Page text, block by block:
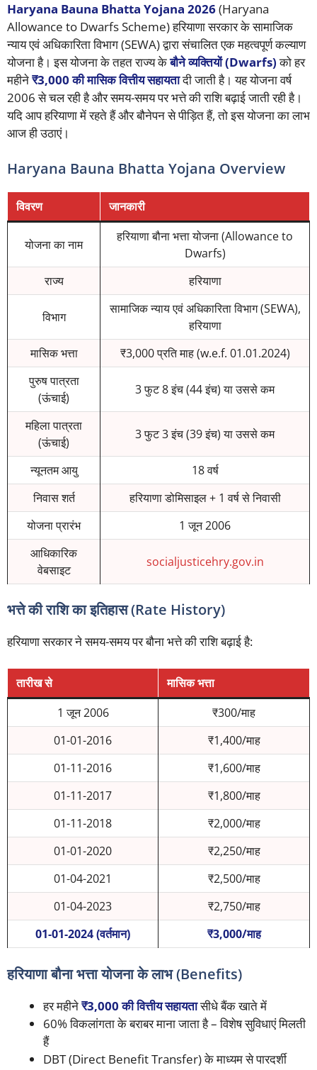
Haryana Bauna Bhatta Yojana 2026(Haryana
Allowance to Dwarfs Scheme) हरियाणा सरकार के सामाजिक
न्याय एवं अधिकारिता विभाग (SEWA) द्वारा संचालित एक महत्वपूर्ण कल्याण
योजना है। इस योजना के तहत राज्य केबौने व्यक्तियों (Dwarfs)को हर
महीने₹3,000 की मासिक वित्तीय सहायतादी जाती है। यह योजना वर्ष
2006 से चल रही है और समय-समय पर भत्ते की राशि बढ़ाई जाती रही है।
यदि आप हरियाणा में रहते हैं और बौनेपन से पीड़ित हैं, तो इस योजना का लाभ
आज ही उठाएं।
Haryana Bauna Bhatta Yojana Overview
विवरण जानकारी
योजना का नाम
हरियाणा बौना भत्ता योजना (Allowance to
Dwarfs)
राज्य
हरियाणा
विभाग
सामाजिक न्याय एवं अधिकारिता विभाग (SEWA),
हरियाणा
मासिक भत्ता
₹3,000 प्रति माह (w.e.f. 01.01.2024)
पुरुष पात्रता
(ऊंचाई)
3 फुट 8 इंच (44 इंच) या उससे कम
महिला पात्रता
(ऊंचाई)
3 फुट 3 इंच (39 इंच) या उससे कम
न्यूनतम आयु
18 वर्ष
निवास शर्त
हरियाणा डोमिसाइल + 1 वर्ष से निवासी
योजना प्रारंभ
1 जून 2006
आधिकारिक
वेबसाइट
socialjusticehry.gov.in
भत्ते की राशि का इतिहास (Rate History)
हरियाणा सरकार ने समय-समय पर बौना भत्ते की राशि बढ़ाई है:
तारीख से
मासिक भत्ता
1 जून 2006
₹300/माह
01-01-2016
₹1,400/माह
01-11-2016
₹1,600/माह
01-11-2017
₹1,800/माह
01-11-2018
₹2,000/माह
01-01-2020
₹2,250/माह
01-04-2021
₹2,500/माह
01-04-2023
₹2,750/माह
01-01-2024 (वर्तमान)
₹3,000/माह
हरियाणा बौना भत्ता योजना के लाभ (Benefits)
हर महीने₹3,000 की वित्तीय सहायतासीधे बैंक खाते में
60% विकलांगता के बराबर माना जाता है – विशेष सुविधाएं मिलती
हैं
DBT (Direct Benefit Transfer) के माध्यम से पारदर्शी